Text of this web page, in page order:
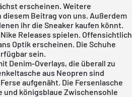
erscheinen. Weitere
Beitrag von uns. Außerdem
ihr die Sneaker kaufen könnt.
Releases spielen. Offensichtlich
Optik erscheinen. Die Schuhe
sein.
Denim-Overlays, die überall zu
aus Neopren sind
aufgenäht. Die Fersenlasche
und königsblaue Zwischensohle